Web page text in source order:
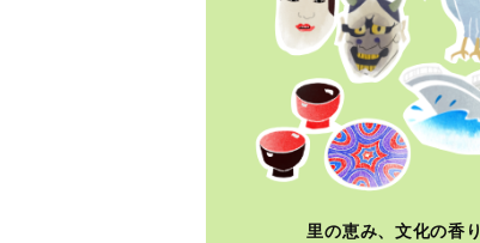
里の恵み、文化の香り